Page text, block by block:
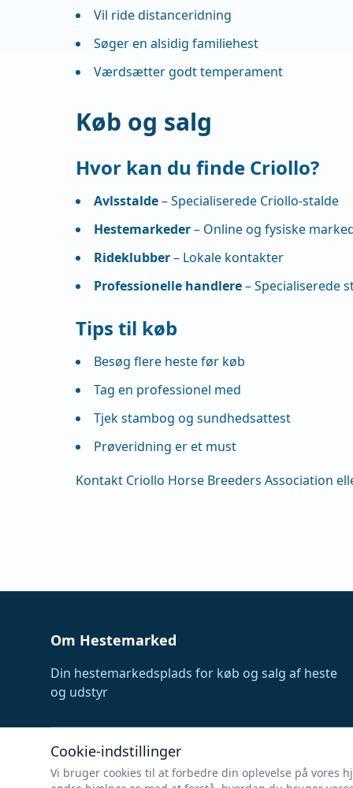
Vil ride distanceridning
Søger en alsidig familiehest
Værdsætter godt temperament
Køb og salg
Hvor kan du finde Criollo?
Avlsstalde– Specialiserede Criollo-stalde
Hestemarkeder– Online og fysiske
Rideklubber– Lokale kontakter
Professionelle handlere– Specialiserede
Tips til køb
Besøg flere heste før køb
Tag en professionel med
Tjek stambog og sundhedsattest
Prøveridning er et must
Kontakt Criollo Horse Breeders Association
Cookie-indstillinger
Vi bruger cookies til at forbedre din oplevelse på vores
Om Hestemarked
Din hestemarkedsplads for køb og salg af heste
og udstyr